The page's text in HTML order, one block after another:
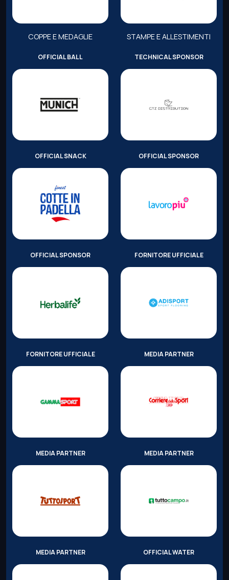
COPPE E MEDAGLIE STAMPE E ALLESTIMENTI
OFFICIAL BALL TECHNICAL SPONSOR
OFFICIAL SNACK OFFICIAL SPONSOR
OFFICIAL SPONSOR FORNITORE UFFICIALE
FORNITORE UFFICIALE MEDIA PARTNER
MEDIA PARTNER MEDIA PARTNER
MEDIA PARTNER OFFICIAL WATER